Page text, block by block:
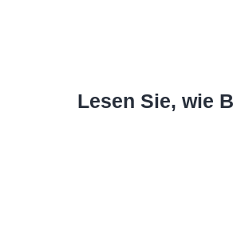
Lesen Sie, wie